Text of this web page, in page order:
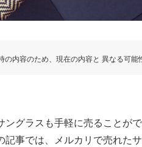
内容のため、現在の内容と 異なる可能
ングラスも手軽に売ることが
記事では、メルカリで売れた